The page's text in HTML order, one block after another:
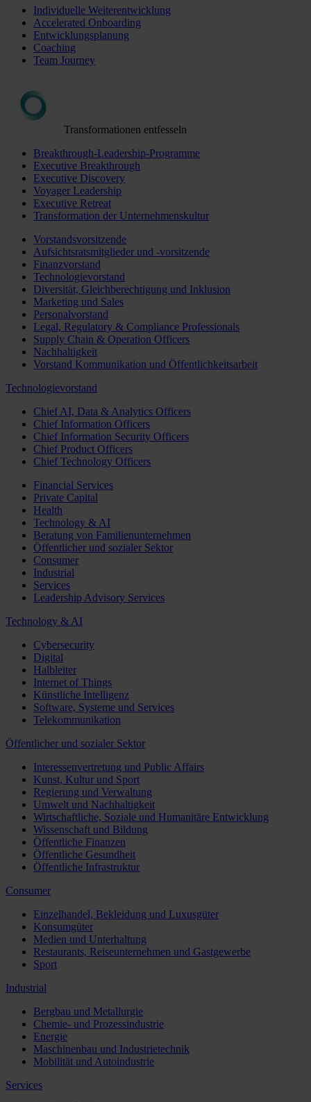
Individuelle Weiterentwicklung
Accelerated Onboarding
Entwicklungsplanung
Coaching
Team Journey
Transformationen entfesseln
Breakthrough-Leadership-Programme
Executive Breakthrough
Executive Discovery
Voyager Leadership
Executive Retreat
Transformation der Unternehmenskultur
Vorstandsvorsitzende
Aufsichtsratsmitglieder und -vorsitzende
Finanzvorstand
Technologievorstand
Diversität, Gleichberechtigung und Inklusion
Marketing und Sales
Personalvorstand
Legal, Regulatory & Compliance Professionals
Supply Chain & Operation Officers
Nachhaltigkeit
Vorstand Kommunikation und Öffentlichkeitsarbeit
Technologievorstand
Chief AI, Data & Analytics Officers
Chief Information Officers
Chief Information Security Officers
Chief Product Officers
Chief Technology Officers
Financial Services
Private Capital
Health
Technology & AI
Beratung von Familienunternehmen
Öffentlicher und sozialer Sektor
Consumer
Industrial
Services
Leadership Advisory Services
Technology & AI
Cybersecurity
Digital
Halbleiter
Internet of Things
Künstliche Intelligenz
Software, Systeme und Services
Telekommunikation
Öffentlicher und sozialer Sektor
Interessenvertretung und Public Affairs
Kunst, Kultur und Sport
Regierung und Verwaltung
Umwelt und Nachhaltigkeit
Wirtschaftliche, Soziale und Humanitäre Entwicklung
Wissenschaft und Bildung
Öffentliche Finanzen
Öffentliche Gesundheit
Öffentliche Infrastruktur
Consumer
Einzelhandel, Bekleidung und Luxusgüter
Konsumgüter
Medien und Unterhaltung
Restaurants, Reiseunternehmen und Gastgewerbe
Sport
Industrial
Bergbau und Metallurgie
Chemie- und Prozessindustrie
Energie
Maschinenbau und Industrietechnik
Mobilität und Autoindustrie
Services